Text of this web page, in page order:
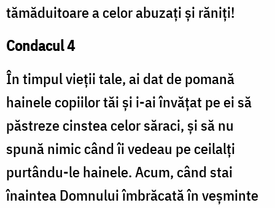
tămăduitoare a celor abuzați și răniți!
Condacul 4
În timpul vieții tale, ai dat de pomană
hainele copiilor tăi și i-ai învățat pe ei să
păstreze cinstea celor săraci, și să nu
spună nimic când îi vedeau pe ceilalți
purtându-le hainele. Acum, când stai
înaintea Domnului îmbrăcată în veșminte